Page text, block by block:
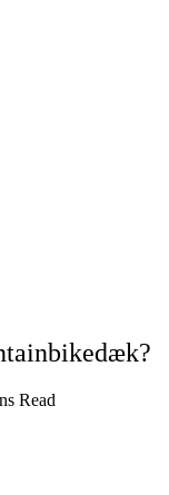
Read